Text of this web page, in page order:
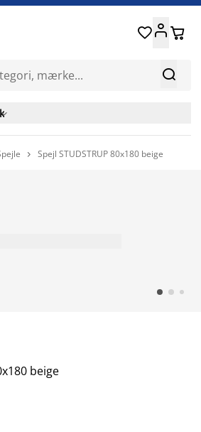

 

 Spejl STUDSTRUP 80x180 beige
beige